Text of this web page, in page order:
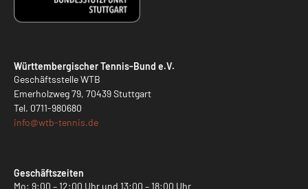
Württembergischer Tennis-Bund e.V.
Geschäftsstelle WTB
Emerholzweg 79, 70439 Stuttgart
Tel. 0711-980680
info@wtb-tennis.de
Geschäftszeiten
Mo: 9:00 – 12:00 Uhr und 13:00 – 18:00 Uhr